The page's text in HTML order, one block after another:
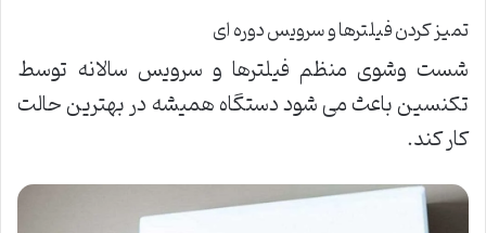
تمیز کردن فیلترها و سرویس دوره ای
شست وشوی منظم فیلترها و سرویس سالانه توسط
تکنسین باعث می شود دستگاه همیشه در بهترین حالت
کار کند.